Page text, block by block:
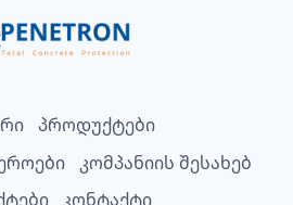
პროდუქტები
კომპანიის შესახებ
კონტაქტი